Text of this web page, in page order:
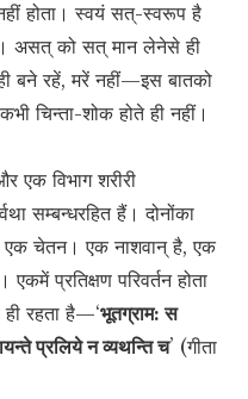
होता। स्वयं सत्-स्वरूप है
असत् को सत् मान लेनेसे ही
बने रहें, मरें नहीं—इस बातको
चिन्ता-शोक होते ही नहीं।
एक विभाग शरीरी
सम्बन्धरहित हैं। दोनोंका
चेतन। एक नाशवान् है, एक
एकमें प्रतिक्षण परिवर्तन होता
रहता है—‘भूतग्राम: स
प्रलिये न व्यथन्ति च’ (गीता